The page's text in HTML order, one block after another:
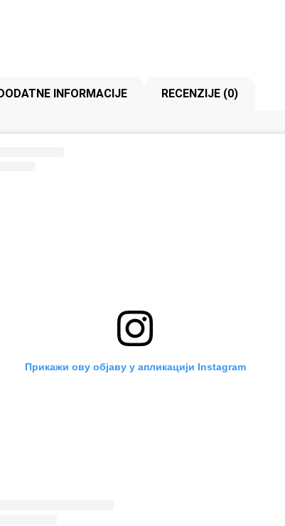
DODATNE INFORMACIJE RECENZIJE (0)
Прикажи ову објаву у апликацији Instagram